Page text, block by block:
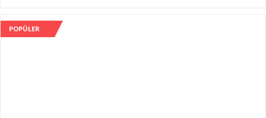
POPÜLER